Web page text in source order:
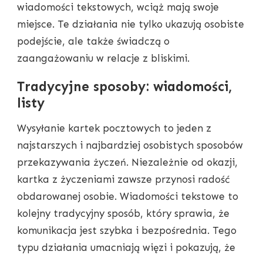
wiadomości tekstowych, wciąż mają swoje
miejsce. Te działania nie tylko ukazują osobiste
podejście, ale także świadczą o
zaangażowaniu w relacje z bliskimi.
Tradycyjne sposoby: wiadomości,
listy
Wysyłanie kartek pocztowych to jeden z
najstarszych i najbardziej osobistych sposobów
przekazywania życzeń. Niezależnie od okazji,
kartka z życzeniami zawsze przynosi radość
obdarowanej osobie. Wiadomości tekstowe to
kolejny tradycyjny sposób, który sprawia, że
komunikacja jest szybka i bezpośrednia. Tego
typu działania umacniają więzi i pokazują, że